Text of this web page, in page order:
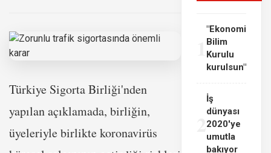
Türkiye Sigorta Birliği'nden
yapılan açıklamada, birliğin,
üyeleriyle birlikte koronavirüs
"Ekonomi
Bilim
Kurulu
kurulsun"
İş
dünyası
2020'ye
umutla
bakıyor